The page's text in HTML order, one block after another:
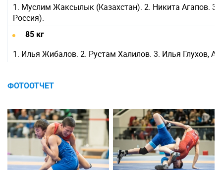
1. Муслим Жаксылык (Казахстан). 2. Никита Агапов.
Россия).
85 кг
1. Илья Жибалов. 2. Рустам Халилов. 3. Илья Глухов,
ФОТООТЧЕТ